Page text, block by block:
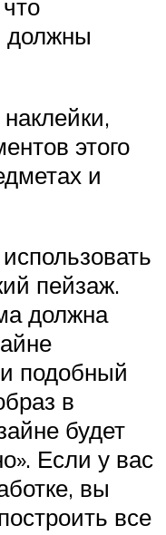
должны
этого
и
пейзаж.
должна
подобный
в
будет
Если у вас
вы
все